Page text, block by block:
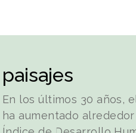
paisajes
En los últimos 30 años,
ha aumentado